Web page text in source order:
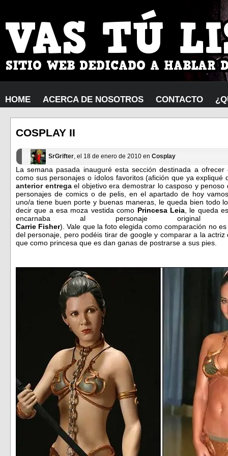
HOME ACERCA DE NOSOTROS CONTACTO
COSPLAY II
SrGrifter, el 18 de enero de 2010 en Cosplay
La semana pasada inauguré esta sección destinada a
como sus personajes o ídolos favoritos (afición que ya expliqué
anterior entregael objetivo era demostrar lo casposo y
personajes de comics o de pelis, en el apartado de hoy
uno/a tiene buen porte y buenas maneras, le queda bien todo
decir que a esa moza vestida como Princesa Leia, le queda
encarnaba al personaje
Carrie Fisher). Vale que la foto elegida como comparación no
del personaje, pero podéis tirar de google y comparar a la
que como princesa que es dan ganas de postrarse a sus pies.